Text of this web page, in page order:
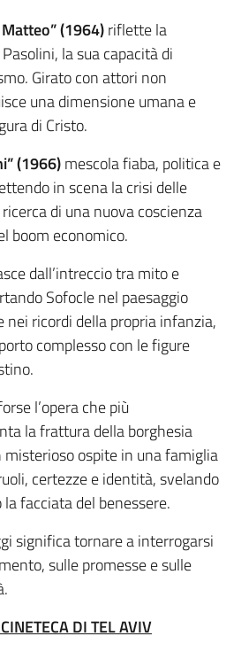
(1964)riflette la
la sua capacità di
Girato con attori non
una dimensione umana e
di Cristo.
(1966)mescola fiaba, politica e
in scena la crisi delle
di una nuova coscienza
boom economico.
dall’intreccio tra mito e
Sofocle nel paesaggio
nei ricordi della propria infanzia,
complesso con le figure
l’opera che più
la frattura della borghesia
misterioso ospite in una famiglia
certezze e identità, svelando
facciata del benessere.
significa tornare a interrogarsi
sulle promesse e sulle
DI TEL AVIV